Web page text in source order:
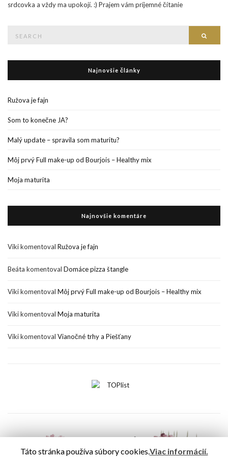
srdcovka a vždy ma upokojí. :) Prajem vám príjemné čítanie
Najnovšie články
Ružova je fajn
Som to konečne JA?
Malý update – spravila som maturitu?
Môj prvý Full make-up od Bourjois – Healthy mix
Moja maturita
Najnovšie komentáre
Vikikomentoval Ružova je fajn
Beáta komentoval Domáce pizza štangle
Vikikomentoval Môj prvý Full make-up od Bourjois – Healthy mix
Vikikomentoval Moja maturita
Vikikomentoval Vianočné trhy a Piešťany
Táto stránka používa súbory cookies.Viac informácií.